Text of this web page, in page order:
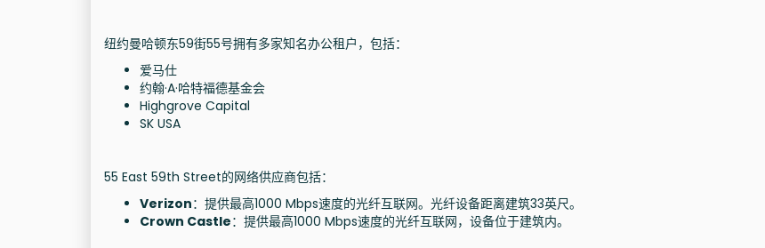
纽约曼哈顿东59街55号拥有多家知名办公租户，包括：
爱马仕
约翰·A·哈特福德基金会
Highgrove Capital
SK USA
55 East 59th Street的网络供应商包括：
Verizon：提供最高1000 Mbps速度的光纤互联网。光纤设备距离建筑33英尺。
Crown Castle：提供最高1000 Mbps速度的光纤互联网，设备位于建筑内。